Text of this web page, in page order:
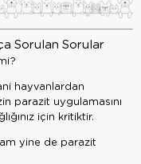
Sorulan Sorular
hayvanlardan
parazit uygulamasını
için kritiktir.
yine de parazit